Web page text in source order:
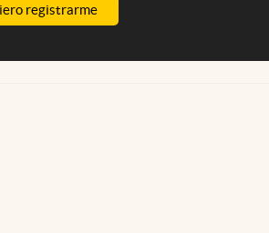
registrarme